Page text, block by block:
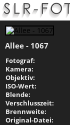
Allee - 1067
Fotograf:
Kamera:
Objektiv:
ISO-Wert:
Blende:
Verschlusszeit:
Brennweite:
Original-Datei: